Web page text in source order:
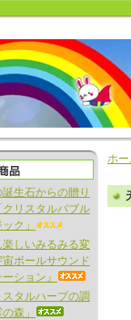
誕生石からの贈り
クリスタルバブル
ク」
楽しいみるみる変
ボールサウンド
ション』
スタルハープの調
森」
ホー